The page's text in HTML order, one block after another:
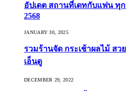
อัปเดต สถานที่เดทกับแฟน ทุ
2568
JANUARY 30, 2025
รวมร้านจัด กระเช้าผลไม้ สว
เอ็นดู
DECEMBER 29, 2022